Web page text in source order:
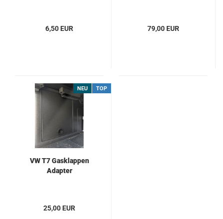
6,50 EUR 79,00 EUR
NEU TOP
VW T7 Gasklappen
Adapter
25,00 EUR